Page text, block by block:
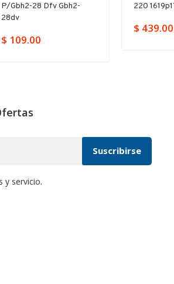
P/gbh2-28 Dfv Gbh2-
28dv
$ 109.00
220
$ 439.00
y servicio.